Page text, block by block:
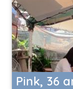
Pink, 36